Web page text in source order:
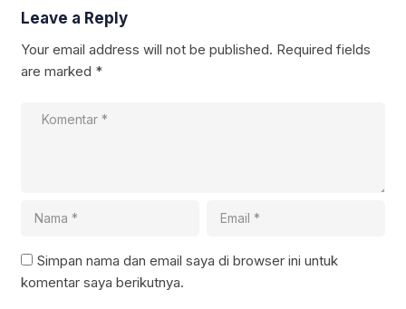
Leave a Reply
Your email address will not be published. Required fields
are marked *
Simpan nama dan email saya di browser ini untuk
komentar saya berikutnya.